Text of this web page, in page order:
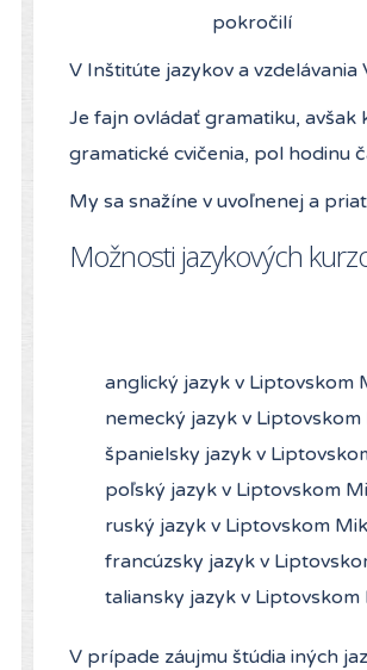
pokročilí
V Inštitúte jazykov a vzdelávania
Je fajn ovládať gramatiku, avšak
gramatické cvičenia, pol hodinu
My sa snažíne v uvoľnenej a
Možnosti jazykových
anglický jazyk v Liptovskom
nemecký jazyk v Liptovskom
španielsky jazyk v
poľský jazyk v Liptovskom
ruský jazyk v Liptovskom
francúzsky jazyk v
taliansky jazyk v Liptovskom
V prípade záujmu štúdia iných